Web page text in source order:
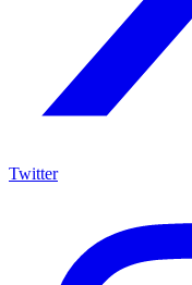
Twitter